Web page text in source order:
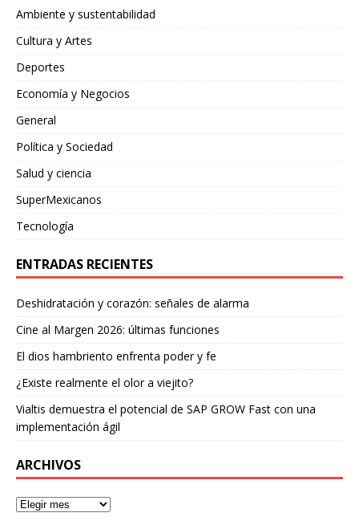
Ambiente y sustentabilidad
Cultura y Artes
Deportes
Economía y Negocios
General
Política y Sociedad
Salud y ciencia
SuperMexicanos
Tecnología
ENTRADAS RECIENTES
Deshidratación y corazón: señales de alarma
Cine al Margen 2026: últimas funciones
El dios hambriento enfrenta poder y fe
¿Existe realmente el olor a viejito?
Vialtis demuestra el potencial de SAP GROW Fast con una
implementación ágil
ARCHIVOS